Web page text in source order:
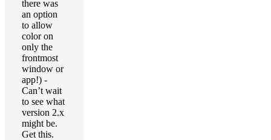
there was
an option
to allow
color on
only the
frontmost
window or
app!) -
Can’t wait
to see what
version 2.x
might be.
Get this.